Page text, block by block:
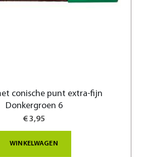
conische punt extra-fijn
Donkergroen 6
€ 3,95
WINKELWAGEN